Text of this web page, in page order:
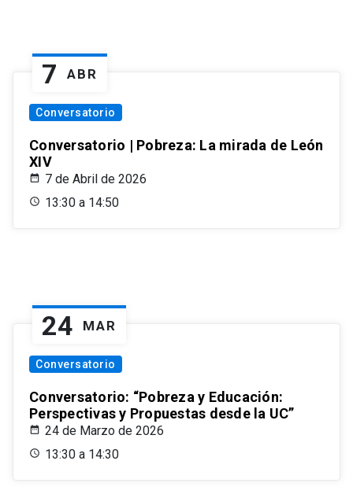
7 ABR
Conversatorio
Conversatorio | Pobreza: La mirada de León
XIV
7 de Abril de 2026
13:30 a 14:50
24 MAR
Conversatorio
Conversatorio: “Pobreza y Educación:
Perspectivas y Propuestas desde la UC”
24 de Marzo de 2026
13:30 a 14:30